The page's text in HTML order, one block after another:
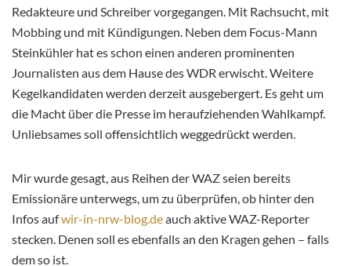
Redakteure und Schreiber vorgegangen. Mit Rachsucht, mit
Mobbing und mit Kündigungen. Neben dem Focus-Mann
Steinkühler hat es schon einen anderen prominenten
Journalisten aus dem Hause des WDR erwischt. Weitere
Kegelkandidaten werden derzeit ausgebergert. Es geht um
die Macht über die Presse im heraufziehenden Wahlkampf.
Unliebsames soll offensichtlich weggedrückt werden.
Mir wurde gesagt, aus Reihen der WAZ seien bereits
Emissionäre unterwegs, um zu überprüfen, ob hinter den
Infos aufwir-in-nrw-blog.deauch aktive WAZ-Reporter
stecken. Denen soll es ebenfalls an den Kragen gehen – falls
dem so ist.